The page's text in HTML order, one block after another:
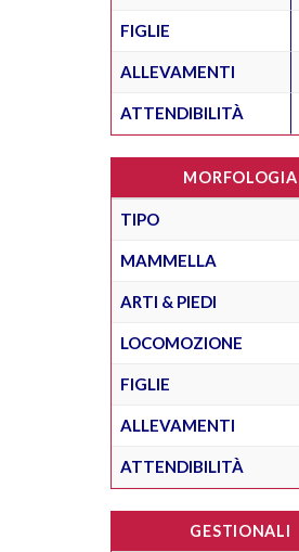
FIGLIE
ALLEVAMENTI
ATTENDIBILITÀ
MORFOLOGIA
TIPO
MAMMELLA
ARTI & PIEDI
LOCOMOZIONE
FIGLIE
ALLEVAMENTI
ATTENDIBILITÀ
GESTIONALI